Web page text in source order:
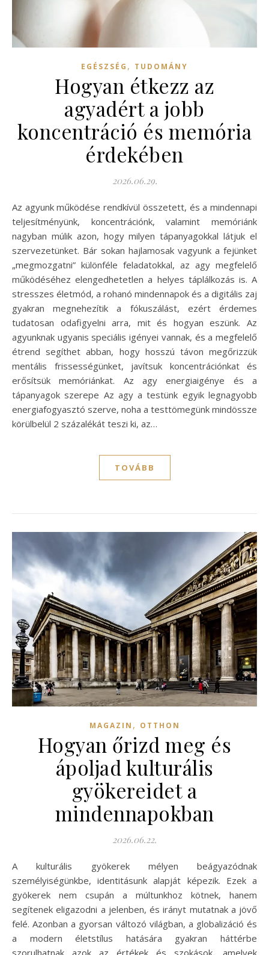
EGÉSZSÉG , TUDOMÁNY
Hogyan étkezz az
agyadért a jobb
koncentráció és memória
érdekében
2026.06.29.
Az agyunk működése rendkívül összetett, és a mindennapi
teljesítményünk, koncentrációnk, valamint memóriánk
nagyban múlik azon, hogy milyen tápanyagokkal látjuk el
szervezetünket. Bár sokan hajlamosak vagyunk a fejünket
„megmozgatni” különféle feladatokkal, az agy megfelelő
működéséhez elengedhetetlen a helyes táplálkozás is. A
stresszes életmód, a rohanó mindennapok és a digitális zaj
gyakran megnehezítik a fókuszálást, ezért érdemes
tudatosan odafigyelni arra, mit és hogyan eszünk. Az
agyunknak ugyanis speciális igényei vannak, és a megfelelő
étrend segíthet abban, hogy hosszú távon megőrizzük
mentális frissességünket, javítsuk koncentrációnkat és
erősítsük memóriánkat. Az agy energiaigénye és a
tápanyagok szerepe Az agy a testünk egyik legnagyobb
energiafogyasztó szerve, noha a testtömegünk mindössze
körülbelül 2 százalékát teszi ki, az…
TOVÁBB
MAGAZIN , OTTHON
Hogyan őrizd meg és
ápoljad kulturális
gyökereidet a
mindennapokban
2026.06.22.
A kulturális gyökerek mélyen beágyazódnak
személyiségünkbe, identitásunk alapját képezik. Ezek a
gyökerek nem csupán a múltunkhoz kötnek, hanem
segítenek eligazodni a jelenben, és irányt mutatnak a jövő
felé. Azonban a gyorsan változó világban, a globalizáció és
a modern életstílus hatására gyakran háttérbe
szorulhatnak azok az értékek és szokások, amelyek